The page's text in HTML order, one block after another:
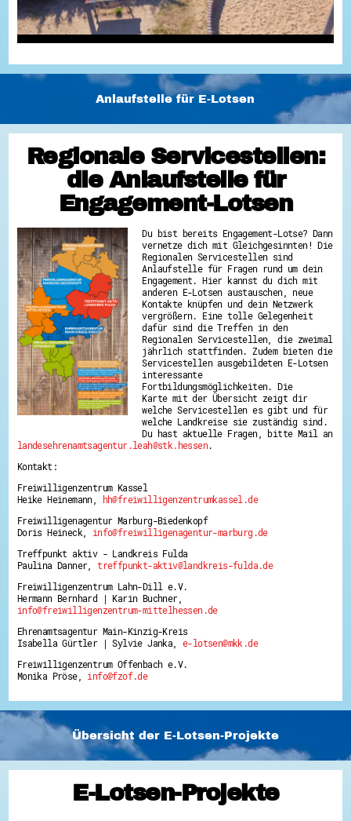
Anlaufstelle für E-Lotsen
Regionale Servicestellen:
die Anlaufstelle für
Engagement-Lotsen
Du bist bereits Engagement-Lotse? Dann
vernetze dich mit Gleichgesinnten! Die
Regionalen Servicestellen sind
Anlaufstelle für Fragen rund um dein
Engagement. Hier kannst du dich mit
anderen E-Lotsen austauschen, neue
Kontakte knüpfen und dein Netzwerk
vergrößern. Eine tolle Gelegenheit
dafür sind die Treffen in den
Regionalen Servicestellen, die zweimal
jährlich stattfinden. Zudem bieten die
Servicestellen ausgebildeten E-Lotsen
interessante
Fortbildungsmöglichkeiten. Die
Karte mit der Übersicht zeigt dir
welche Servicestellen es gibt und für
welche Landkreise sie zuständig sind.
Du hast aktuelle Fragen, bitte Mail an
landesehrenamtsagentur.leah@stk.hessen.
Kontakt:
Freiwilligenzentrum Kassel
Heike Heinemann,
hh@freiwilligenzentrumkassel.de
Freiwilligenagentur Marburg-Biedenkopf
Doris Heineck, info@freiwilligenagentur-marburg.de
Treffpunkt aktiv - Landkreis Fulda
Paulina Danner,treffpunkt-aktiv@landkreis-fulda.de
Freiwilligenzentrum Lahn-Dill e.V.
Hermann Bernhard | Karin Buchner,
info@freiwilligenzentrum-mittelhessen.de
Ehrenamtsagentur Main-Kinzig-Kreis
Isabella Gürtler | Sylvie Janka,e-lotsen@mkk.de
Freiwilligenzentrum Offenbach e.V.
Monika Pröse, info@fzof.de
Übersicht der E-Lotsen-Projekte
E-Lotsen-Projekte